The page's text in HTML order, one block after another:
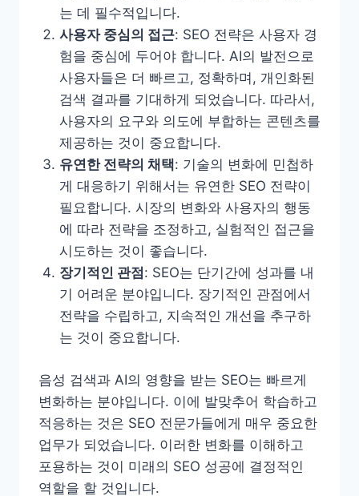
는 데 필수적입니다.
사용자 중심의 접근: SEO 전략은 사용자 경
험을 중심에 두어야 합니다. AI의 발전으로
사용자들은 더 빠르고, 정확하며, 개인화된
검색 결과를 기대하게 되었습니다. 따라서,
사용자의 요구와 의도에 부합하는 콘텐츠를
제공하는 것이 중요합니다.
유연한 전략의 채택: 기술의 변화에 민첩하
게 대응하기 위해서는 유연한 SEO 전략이
필요합니다. 시장의 변화와 사용자의 행동
에 따라 전략을 조정하고, 실험적인 접근을
시도하는 것이 좋습니다.
장기적인 관점 : SEO는 단기간에 성과를 내
기 어려운 분야입니다. 장기적인 관점에서
전략을 수립하고, 지속적인 개선을 추구하
는 것이 중요합니다.
음성 검색과 AI의 영향을 받는 SEO는 빠르게
변화하는 분야입니다. 이에 발맞추어 학습하고
적응하는 것은 SEO 전문가들에게 매우 중요한
업무가 되었습니다. 이러한 변화를 이해하고
포용하는 것이 미래의 SEO 성공에 결정적인
역할을 할 것입니다.